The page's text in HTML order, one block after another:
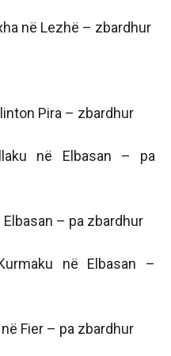
në Lezhë – zbardhur
Pira – zbardhur
në Elbasan – pa
– pa zbardhur
në Elbasan –
Fier – pa zbardhur